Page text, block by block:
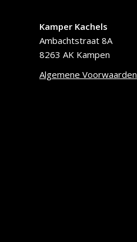
Kamper Kachels
Ambachtstraat 8A
8263 AK Kampen
Algemene Voorwaarden